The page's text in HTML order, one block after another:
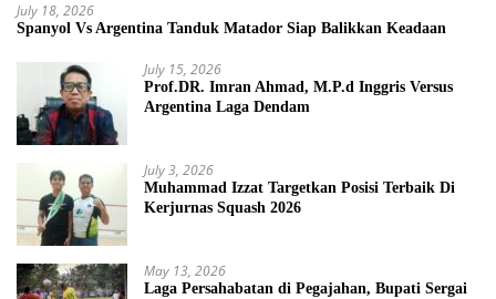
July 18, 2026
Spanyol Vs Argentina Tanduk Matador Siap Balikkan Keadaan
July 15, 2026
Prof.DR. Imran Ahmad, M.P.d Inggris Versus
Argentina Laga Dendam
July 3, 2026
Muhammad Izzat Targetkan Posisi Terbaik Di
Kerjurnas Squash 2026
May 13, 2026
Laga Persahabatan di Pegajahan, Bupati Sergai